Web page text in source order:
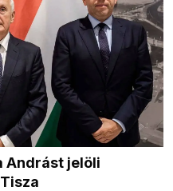
Andrást jelöli